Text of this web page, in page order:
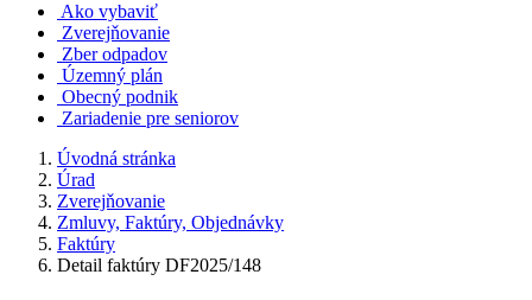
Ako vybaviť
Zverejňovanie
Zber odpadov
Územný plán
Obecný podnik
Zariadenie pre seniorov
Úvodná stránka
Úrad
Zverejňovanie
Zmluvy, Faktúry, Objednávky
Faktúry
Detail faktúry DF2025/148